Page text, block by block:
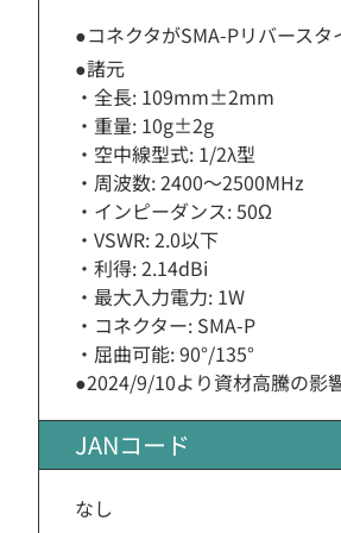
●コネクタがSMA-Pリバースタ
●諸元
・全長: 109mm±2mm
・重量: 10g±2g
・空中線型式: 1/2λ型
・周波数: 2400〜2500MHz
・インピーダンス: 50Ω
・VSWR: 2.0以下
・利得: 2.14dBi
・最大入力電力: 1W
・コネクター: SMA-P
・屈曲可能: 90°/135°
●2024/9/10より資材高騰の影
JANコード
なし